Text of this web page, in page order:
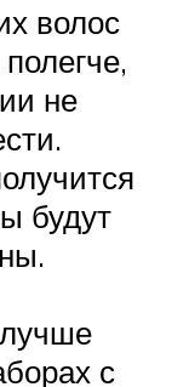
волос
не
будут
с